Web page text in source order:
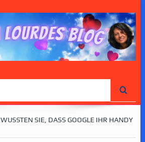
WUSSTEN SIE, DASS GOOGLE IHR HANDY